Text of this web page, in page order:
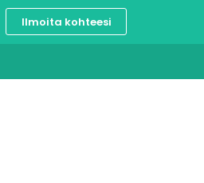
Ilmoita kohteesi